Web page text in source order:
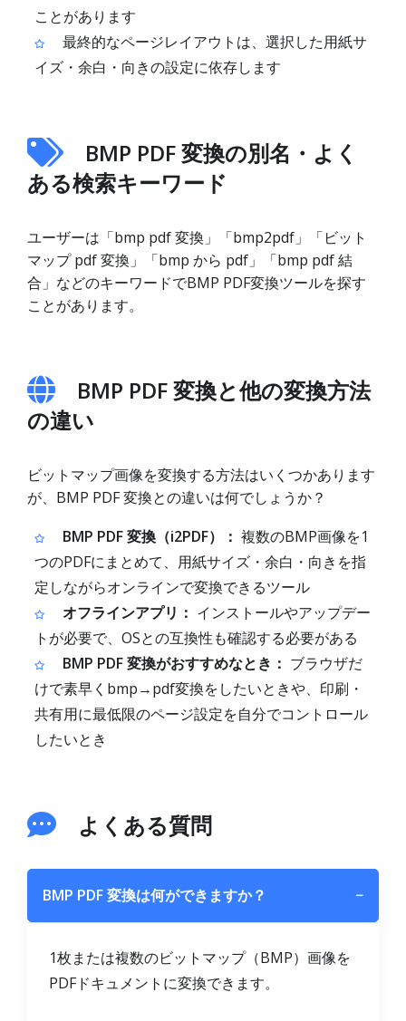
ことがあります
最終的なページレイアウトは、選択した用紙サ
イズ・余白・向きの設定に依存します
BMP PDF 変換の別名・よく
ある検索キーワード
ユーザーは「bmp pdf 変換」「bmp2pdf」「ビット
マップ pdf 変換」「bmp から pdf」「bmp pdf 結
合」などのキーワードでBMP PDF変換ツールを探す
ことがあります。
BMP PDF 変換と他の変換方法
の違い
ビットマップ画像を変換する方法はいくつかあります
が、BMP PDF 変換との違いは何でしょうか？
BMP PDF 変換（i2PDF）： 複数のBMP画像を1
つのPDFにまとめて、用紙サイズ・余白・向きを指
定しながらオンラインで変換できるツール
オフラインアプリ： インストールやアップデー
トが必要で、OSとの互換性も確認する必要がある
BMP PDF 変換がおすすめなとき： ブラウザだ
けで素早くbmp→pdf変換をしたいときや、印刷・
共有用に最低限のページ設定を自分でコントロール
したいとき
よくある質問
BMP PDF 変換は何ができますか？ −
1枚または複数のビットマップ（BMP）画像を
PDFドキュメントに変換できます。